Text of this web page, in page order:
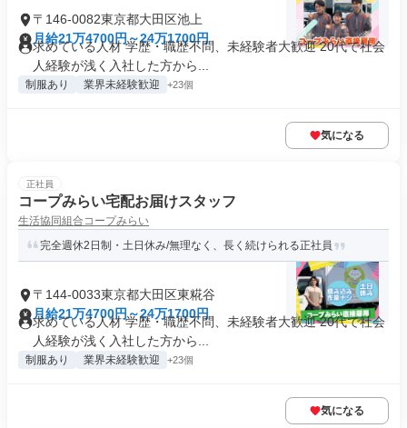
〒146-0082東京都大田区池上
月給21万4700円～24万1700円
求めている人材 学歴・職歴不問、未経験者大歓迎 20代で社会
人経験が浅く入社した方から...
制服あり 業界未経験歓迎 +23個
気になる
正社員
コープみらい宅配お届けスタッフ
生活協同組合コープみらい
完全週休2日制・土日休み/無理なく、長く続けられる正社員
〒144-0033東京都大田区東糀谷
月給21万4700円～24万1700円
求めている人材 学歴・職歴不問、未経験者大歓迎 20代で社会
人経験が浅く入社した方から...
制服あり 業界未経験歓迎 +23個
気になる